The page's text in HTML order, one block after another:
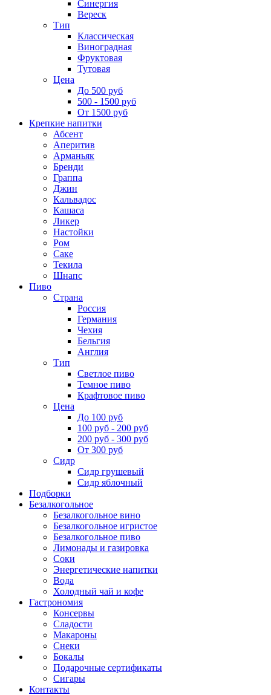
Синергия
Вереск
Тип
Классическая
Виноградная
Фруктовая
Тутовая
Цена
До 500 руб
500 - 1500 руб
От 1500 руб
Крепкие напитки
Абсент
Аперитив
Арманьяк
Бренди
Граппа
Джин
Кальвадос
Кашаса
Ликер
Настойки
Ром
Саке
Текила
Шнапс
Пиво
Страна
Россия
Германия
Чехия
Бельгия
Англия
Тип
Светлое пиво
Темное пиво
Крафтовое пиво
Цена
До 100 руб
100 руб - 200 руб
200 руб - 300 руб
От 300 руб
Сидр
Сидр грушевый
Сидр яблочный
Подборки
Безалкогольное
Безалкогольное вино
Безалкогольное игристое
Безалкогольное пиво
Лимонады и газировка
Соки
Энергетические напитки
Вода
Холодный чай и кофе
Гастрономия
Консервы
Сладости
Макароны
Снеки
Бокалы
Подарочные сертификаты
Сигары
Контакты